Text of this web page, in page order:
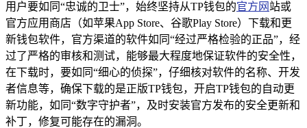
用户要如同“忠诚的卫士”，始终坚持从TP钱包的官方网 站或
官方应用商店（如苹果App Store、谷歌Play Store）下载和更
新钱包软件，官方渠道的软件如同“经过严格检验的正品”，经
过了严格的审核和测试，能够最大程度地保证软件的安全性，
在下载时，要如同“细心的侦探”，仔细核对软件的名称、开发
者信息等，确保下载的是正版TP钱包，开启TP钱包的自动更
新功能，如同“数字守护者”，及时安装官方发布的安全更新和
补丁，修复可能存在的漏洞。